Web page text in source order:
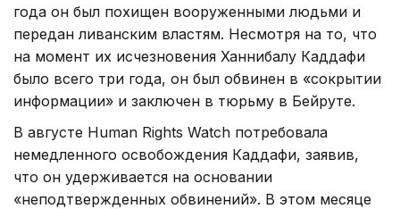
года он был похищен вооруженными людьми и
передан ливанским властям. Несмотря на то, что
на момент их исчезновения Ханнибалу Каддафи
было всего три года, он был обвинен в «сокрытии
информации» и заключен в тюрьму в Бейруте.
В августе Human Rights Watch потребовала
немедленного освобождения Каддафи, заявив,
что он удерживается на основании
«неподтвержденных обвинений». В этом месяце